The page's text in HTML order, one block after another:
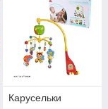
Карусельки